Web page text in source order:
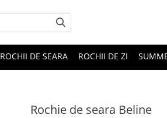
ROCHII DE SEARA ROCHII DE ZI
Rochie de seara Beline